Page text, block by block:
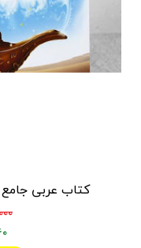
کتاب عربی جامع